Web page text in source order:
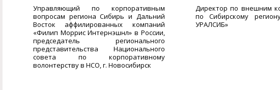
Управляющий по корпоративным
вопросам региона Сибирь и Дальний
Восток аффилированных компаний
«Филип Моррис Интернэшнл» в России,
председатель регионального
представительства Национального
совета по корпоративному
волонтерству в НСО, г. Новосибирск
Директор по внешним
по Сибирскому
УРАЛСИБ»